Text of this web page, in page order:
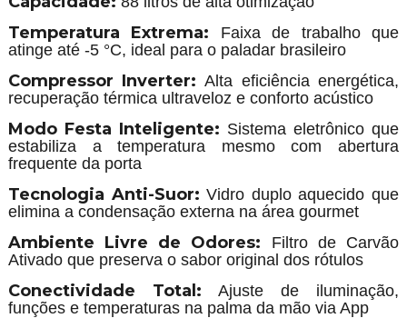
Temperatura Extrema: Faixa de trabalho que
atinge até -5 °C, ideal para o paladar brasileiro
Compressor Inverter: Alta eficiência energética,
recuperação térmica ultraveloz e conforto acústico
Modo Festa Inteligente: Sistema eletrônico que
estabiliza a temperatura mesmo com abertura
frequente da porta
Tecnologia Anti-Suor: Vidro duplo aquecido que
elimina a condensação externa na área gourmet
Ambiente Livre de Odores: Filtro de Carvão
Ativado que preserva o sabor original dos rótulos
Conectividade Total: Ajuste de iluminação,
funções e temperaturas na palma da mão via App